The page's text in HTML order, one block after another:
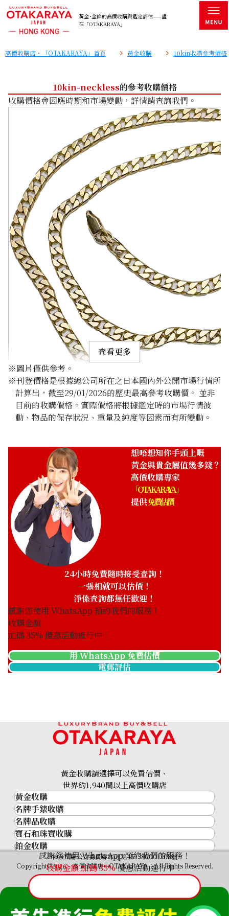
黃金･金條的高價收購與鑑定評估——盡
在「OTAKARAYA」
高價收購店・「OTAKARAYA」首頁 黃金收購 10kin收購參考價格
10kin-neckless的參考收購價格
收購價格會因應時期和市場變動，詳情請查詢我們。
10K Gold (K10) Curb Chain Necklace
參考回收價
HKD 19,647.53
10K Gold (K10) PG Necklace
0.4g
參考回收價
HKD 223.5
查看更多
※圖片僅供參考。
※刊登價格是根據總公司所在之日本國內外公開市場行情所
計算出，截至29/01/2026的歷史最高參考收購價。 並非
目前的收購價格。實際價格將根據鑑定時的市場行情波
動、物品的保存狀況、重量及純度等因素而有所變動。
想唔想知你手頭上嘅
黃金與貴金屬值幾多錢？
高價收購專家
「OTAKARAYA」
提供免費估價
24小時免費隨時接受查詢！
一張相就可以估價！
淨係查詢都無任歡迎！
感謝您使用 WhatsApp 預約我們的服務！
收購金額
加碼35% 優惠活動進行中！
用 WhatsApp 免費估價
電郵評估
感謝您使用 WhatsApp 預約我們的服務！
收購金額 加碼35%優惠活動進行中！
黃金收購請選擇可以免費估價、
世界約1,940間以上高價收購店
黃金收購
黃金･金條
金條
金幣及銀幣
過去十年黃金價格
金飾
金戒指
金頸鍊
名牌手錶收購
名牌手錶收購
勞力士 (Rolex)
Patek Philippe
Audemars Piguet
Vacheron Constantin
A. Lange & Söhne
Breguet
名牌品收購
名牌品收購
HERMES
LOUIS VUITTON
CHANEL
卡地亞（Cartier）
CELINE
FENDI
寶石和珠寶收購
寶石和珠寶
祖母綠
藍寶石
紅寶石
鉑金收購
神奈川縣公安委員會許可 第451380001308號
Copyright©2026 高價收購店—OTAKARAYA All Rights Reserved.